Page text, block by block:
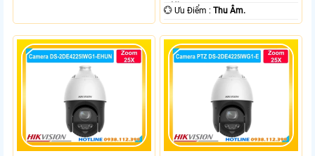
+ Nhựa.
️💮 Ưu Điểm :Thu Âm.